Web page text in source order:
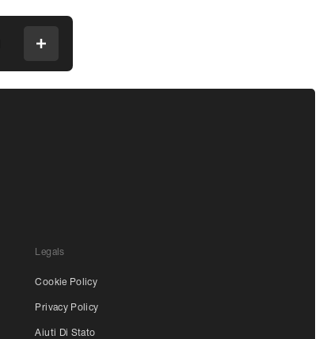
Menu
Legals
Cookie Policy
Privacy Policy
Aiuti Di Stato